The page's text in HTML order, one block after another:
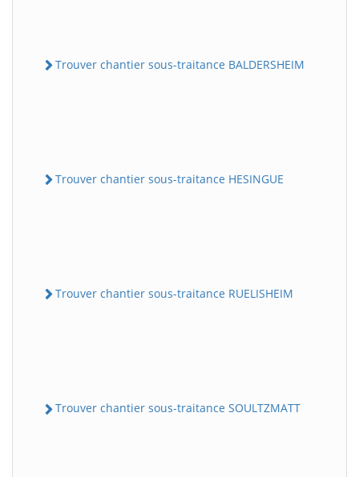
Trouver chantier sous-traitance BALDERSHEIM
Trouver chantier sous-traitance HESINGUE
Trouver chantier sous-traitance RUELISHEIM
Trouver chantier sous-traitance SOULTZMATT